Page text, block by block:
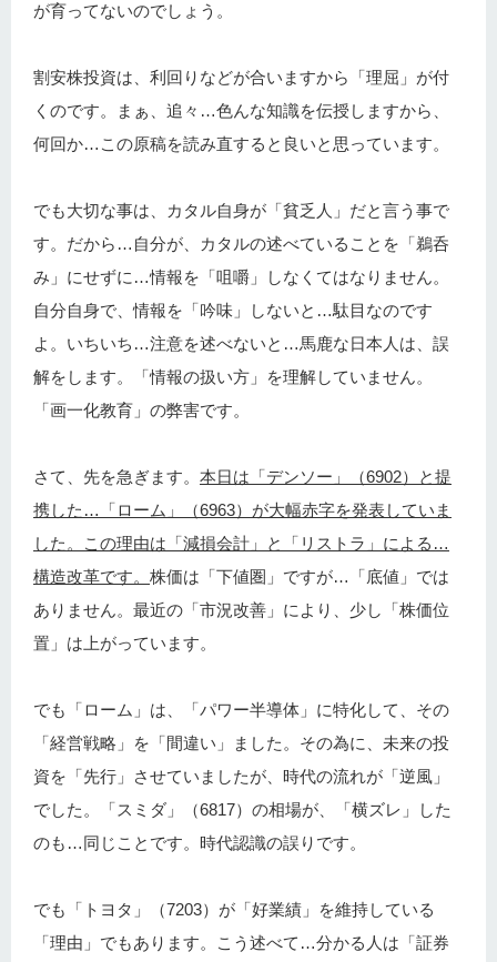
が育ってないのでしょう。
割安株投資は、利回りなどが合いますから「理屈」が付
くのです。まぁ、追々…色んな知識を伝授しますから、
何回か…この原稿を読み直すると良いと思っています。
でも大切な事は、カタル自身が「貧乏人」だと言う事で
す。だから…自分が、カタルの述べていることを「鵜呑
み」にせずに…情報を「咀嚼」しなくてはなりません。
自分自身で、情報を「吟味」しないと…駄目なのです
よ。いちいち…注意を述べないと…馬鹿な日本人は、誤
解をします。「情報の扱い方」を理解していません。
「画一化教育」の弊害です。
さて、先を急ぎます。 本日は「デンソー」（6902）と提
携した…「ローム」（6963）が大幅赤字を発表していま
した。この理由は「減損会計」と「リストラ」による…
構造改革です。 株価は「下値圏」ですが…「底値」では
ありません。最近の「市況改善」により、少し「株価位
置」は上がっています。
でも「ローム」は、「パワー半導体」に特化して、その
「経営戦略」を「間違い」ました。その為に、未来の投
資を「先行」させていましたが、時代の流れが「逆風」
でした。「スミダ」（6817）の相場が、「横ズレ」した
のも…同じことです。時代認識の誤りです。
でも「トヨタ」（7203）が「好業績」を維持している
「理由」でもあります。こう述べて…分かる人は「証券